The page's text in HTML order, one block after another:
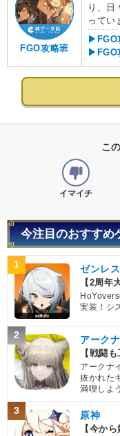
FGO攻略班
り、日
ってい
▶FGO
▶FGO
こ
イマイチ
今注目のおすすめ
1 ゼンレ
【2周年
実装！シ
2 アーク
【戦闘
アークナ
抜かれた
満喫しよ
3 原神
【今か